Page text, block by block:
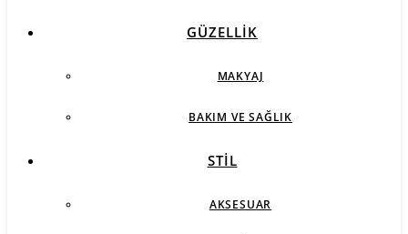
GÜZELLIK
MAKYAJ
BAKIM VE SAĞLIK
STIL
AKSESUAR